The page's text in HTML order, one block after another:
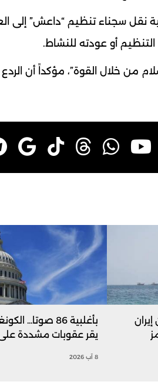
نقل سجناء تنظيم “داعش” إلى
أو عودته للنشاط.
من خلال القوة”، مؤكداً أن
بأغلبية 86 صوتا...
يقر عقوبات مشددة على
8 آب 2026